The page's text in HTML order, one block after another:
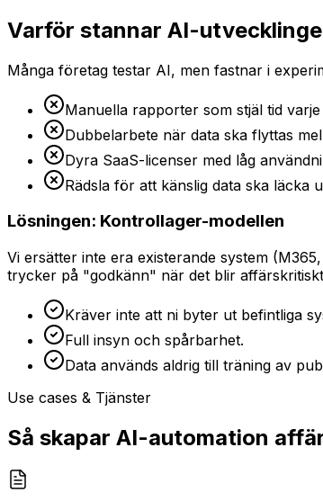
Varför stannar AI-
Många företag testar AI, men fastnar i
Manuella rapporter som stjäl tid varje
Dubbelarbete när data ska flyttas
Dyra SaaS-licenser med låg
Rädsla för att känslig data ska läcka
Lösningen: Kontrollager-modellen
Vi ersätter inte era existerande system
trycker på "godkänn" när det blir
Kräver inte att ni byter ut befintliga
Full insyn och spårbarhet.
Data används aldrig till träning av
Use cases & Tjänster
Så skapar AI-automation